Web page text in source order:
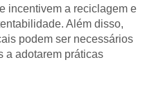
incentivem a reciclagem e
Além disso,
podem ser necessários
a adotarem práticas